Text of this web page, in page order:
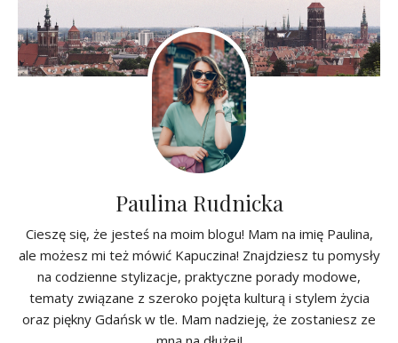
Paulina Rudnicka
Cieszę się, że jesteś na moim blogu! Mam na imię Paulina,
ale możesz mi też mówić Kapuczina! Znajdziesz tu pomysły
na codzienne stylizacje, praktyczne porady modowe,
tematy związane z szeroko pojęta kulturą i stylem życia
oraz piękny Gdańsk w tle. Mam nadzieję, że zostaniesz ze